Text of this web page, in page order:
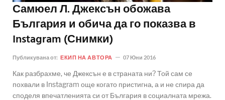
Самюел Л. Джексън обожава
България и обича да го показва в
Instagram (Снимки)
Публикувана от: ЕКИП НА АВТОРА 07 Юни 2016
Как разбрахме, че Джексън е в страната ни? Той сам се
похвали в Instagram още когато пристигна, а и не спира да
споделя впечатленията си от България в социалната мрежа.